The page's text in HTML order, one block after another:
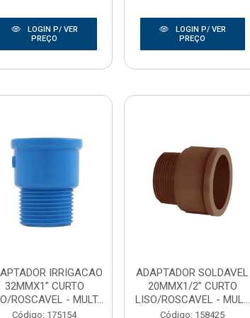
LOGIN P/ VER
PREÇO
LOGIN P/ VER
PREÇO
IRRIGACAO
32MMX1” CURTO
ROSCAVEL - MULT...
Código: 175154
ADAPTADOR SOLDAVEL
20MMX1/2” CURTO
LISO/ROSCAVEL - MUL...
Código: 158425